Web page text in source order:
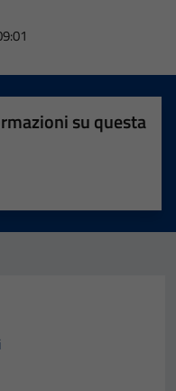
su questa